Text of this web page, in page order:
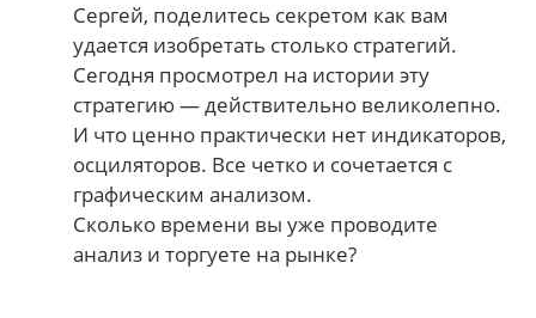
Сергей, поделитесь секретом как вам
удается изобретать столько стратегий.
Сегодня просмотрел на истории эту
стратегию — действительно великолепно.
И что ценно практически нет индикаторов,
осциляторов. Все четко и сочетается с
графическим анализом.
Сколько времени вы уже проводите
анализ и торгуете на рынке?